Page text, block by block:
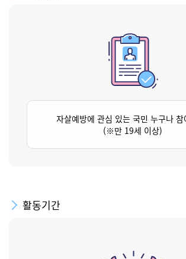
자살예방에 관심 있는 국민 누구나
(※만 19세 이상)
활동기간